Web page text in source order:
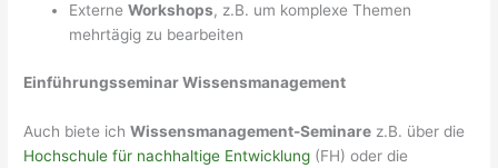
ExterneWorkshops, z.B. um komplexe Themen
mehrtägig zu bearbeiten
Einführungsseminar Wissensmanagement
Auch biete ichWissensmanagement-Seminare z.B. über die
Hochschule für nachhaltige Entwicklung (FH) oder die